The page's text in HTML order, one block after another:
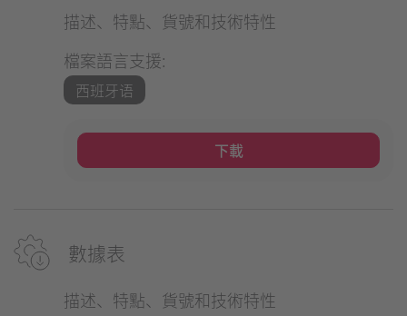
描述、特點、貨號和技術特性
檔案語言支援:
西班牙语
下載
數據表
描述、特點、貨號和技術特性